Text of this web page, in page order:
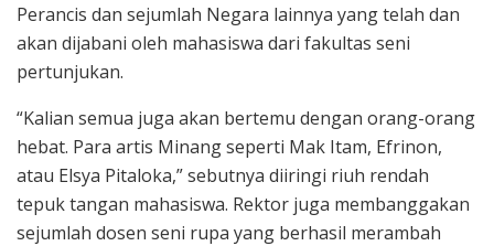
Perancis dan sejumlah Negara lainnya yang telah dan
akan dijabani oleh mahasiswa dari fakultas seni
pertunjukan.
“Kalian semua juga akan bertemu dengan orang-orang
hebat. Para artis Minang seperti Mak Itam, Efrinon,
atau Elsya Pitaloka,” sebutnya diiringi riuh rendah
tepuk tangan mahasiswa. Rektor juga membanggakan
sejumlah dosen seni rupa yang berhasil merambah